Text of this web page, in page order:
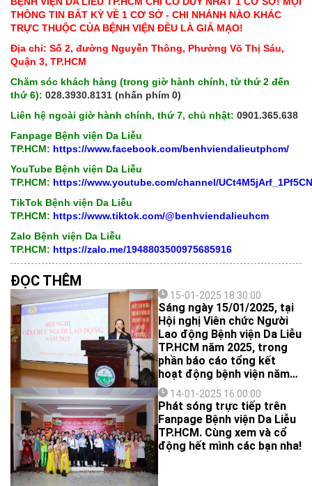
THÔNG TIN BẤT KỲ VỀ 1 CƠ SỞ - CHI NHÁNH NÀO KHÁC
TRỰC THUỘC CỦA BỆNH VIỆN ĐỀU LÀ GIẢ MẠO!
Địa chỉ: Số 2, đường Nguyễn Thông, Phường Võ Thị Sáu,
Quận 3, TP.HCM
Chăm sóc khách hàng (trong giờ hành chính, từ thứ 2 đến
thứ 6): 028.3930.8131 (nhấn phím 0)
Liên hệ ngoài giờ hành chính, thứ 7, chủ nhật: 0901.365.638
Fanpage Bệnh viện Da Liễu
TP.HCM: https://www.facebook.com/benhviendalieutphcm/
YouTube Bệnh viện Da Liễu
TP.HCM: https://www.youtube.com/channel/
TikTok Bệnh viện Da Liễu
TP.HCM: https://www.tiktok.com/@benhviendalieuhcm
Zalo Bệnh viện Da Liễu
TP.HCM: https://zalo.me/1948803500975685916
ĐỌC THÊM
15-01-2025 18:30:00
Sáng ngày 15/01/2025, tại
Hội nghị Viên chức Người
Lao động Bệnh viện Da Liễu
TP.HCM năm 2025, trong
phần báo cáo tổng kết
hoạt động bệnh viện năm
2024, BS.CKII Nguyễn Thị
Phan Thúy - Giám đốc Bệnh
viện Da Liễu TP.HCM đã
điểm ra 10 thành tựu nổi
bật mà bệnh viện đã đạt
được trong năm 2024, theo
14-01-2025 16:00:00
Phát sóng trực tiếp trên
Fanpage Bệnh viện Da Liễu
TP.HCM. Cùng xem và cổ
động hết mình các bạn nha!